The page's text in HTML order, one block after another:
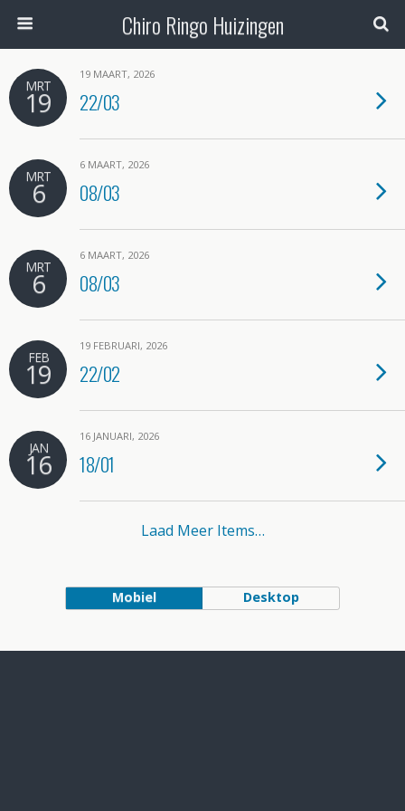
Chiro Ringo Huizingen
MRT
19
19 MAART, 2026
22/03
MRT
6
6 MAART, 2026
08/03
MRT
6
6 MAART, 2026
08/03
FEB
19
19 FEBRUARI, 2026
22/02
JAN
16
16 JANUARI, 2026
18/01
Laad Meer Items…
Mobiel Desktop